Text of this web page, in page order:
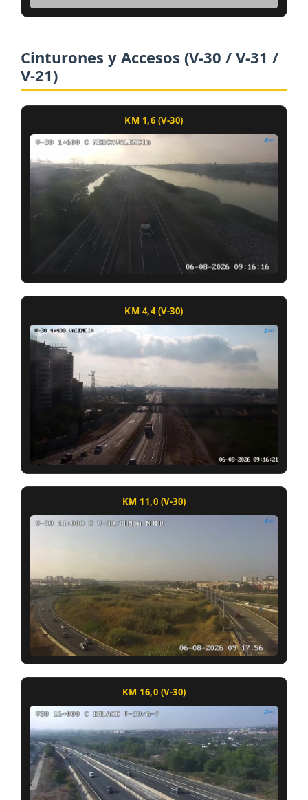
Cinturones y Accesos (V-30 / V-31 /
V-21)
KM 1,6 (V-30)
KM 4,4 (V-30)
KM 11,0 (V-30)
KM 16,0 (V-30)